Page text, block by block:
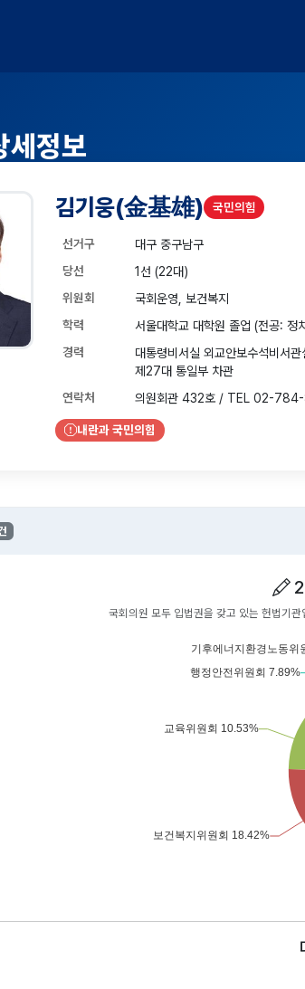
세정보
김기웅(金基雄) 국민의힘
선거구
대구 중구남구
당선
1선 (22대)
위원회
국회운영, 보건복지
학력
서울대학교 대학원 졸업 (전공: 정
경력
대통령비서실 외교안보수석비서
제27대 통일부 차관
연락처
의원회관 432호 / TEL 02-
내란과 국민의힘
국회의원 모두 입법권을 갖고 있는 헌법기